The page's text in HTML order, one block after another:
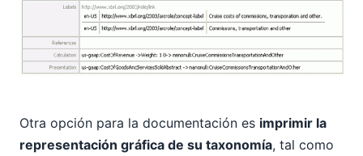
Otra opción para la documentación es imprimir la
representación gráfica de su taxonomía, tal como